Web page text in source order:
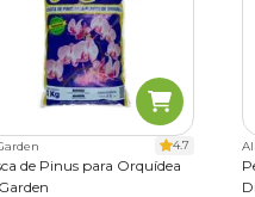
4.7
de Pinus para Orquídea